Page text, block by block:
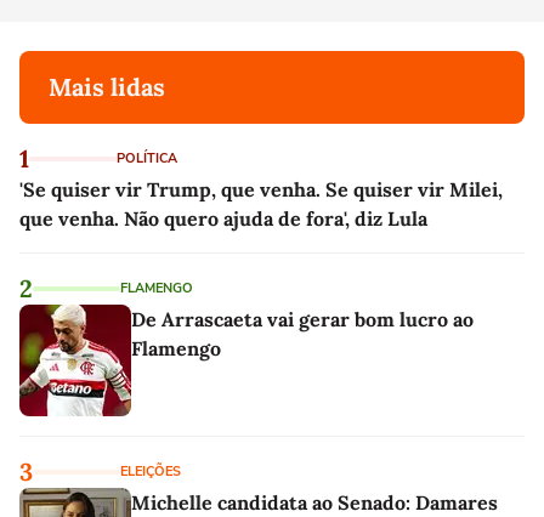
Mais lidas
1 POLÍTICA
'Se quiser vir Trump, que venha. Se quiser vir Milei,
que venha. Não quero ajuda de fora', diz Lula
2 FLAMENGO
De Arrascaeta vai gerar bom lucro ao
Flamengo
3 ELEIÇÕES
Michelle candidata ao Senado: Damares